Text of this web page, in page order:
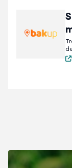
profiter du
Service
emplacement